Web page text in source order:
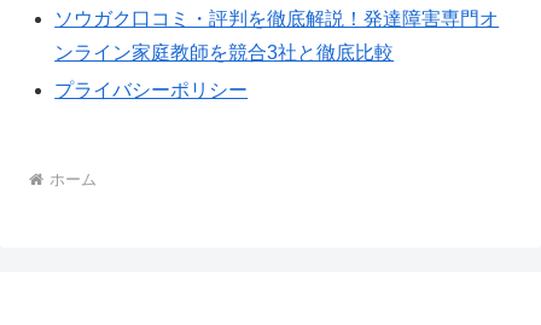
ソウガク口コミ・評判を徹底解説！発達障害専門オ
ンライン家庭教師を競合3社と徹底比較
プライバシーポリシー
ホーム